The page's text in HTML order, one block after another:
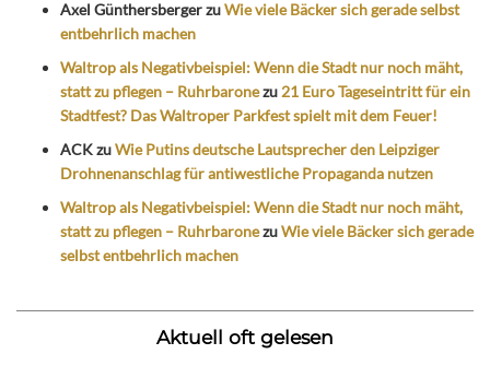
Axel GünthersbergerzuWie viele Bäcker sich gerade selbst
entbehrlich machen
Waltrop als Negativbeispiel: Wenn die Stadt nur noch mäht,
statt zu pflegen – Ruhrbaronezu 21 Euro Tageseintritt für ein
Stadtfest? Das Waltroper Parkfest spielt mit dem Feuer!
ACKzuWie Putins deutsche Lautsprecher den Leipziger
Drohnenanschlag für antiwestliche Propaganda nutzen
Waltrop als Negativbeispiel: Wenn die Stadt nur noch mäht,
statt zu pflegen – RuhrbaronezuWie viele Bäcker sich gerade
selbst entbehrlich machen
Aktuell oft gelesen